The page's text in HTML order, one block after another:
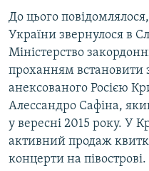
До цього
України звернулося в
Міністерство
проханням встановити
анексованого Росією
Алессандро Сафіна,
у вересні 2015 року. У
активний продаж
концерти на півострові.